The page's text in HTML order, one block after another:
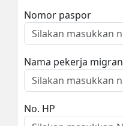
Nomor paspor
Nama pekerja migran
No. HP